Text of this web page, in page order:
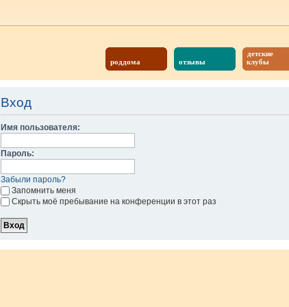
роддома отзывы
детские
клубы
Вход
Имя пользователя:
Пароль:
Забыли пароль?
Запомнить меня
Скрыть моё пребывание на конференции в этот раз